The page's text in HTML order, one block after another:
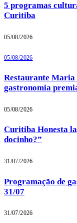
5 programas
Curitiba
05/08/2026
05/08/2026
Restaurante Maria
gastronomia
05/08/2026
Curitiba Honesta
docinho?”
31/07/2026
Programação de
31/07
31/07/2026